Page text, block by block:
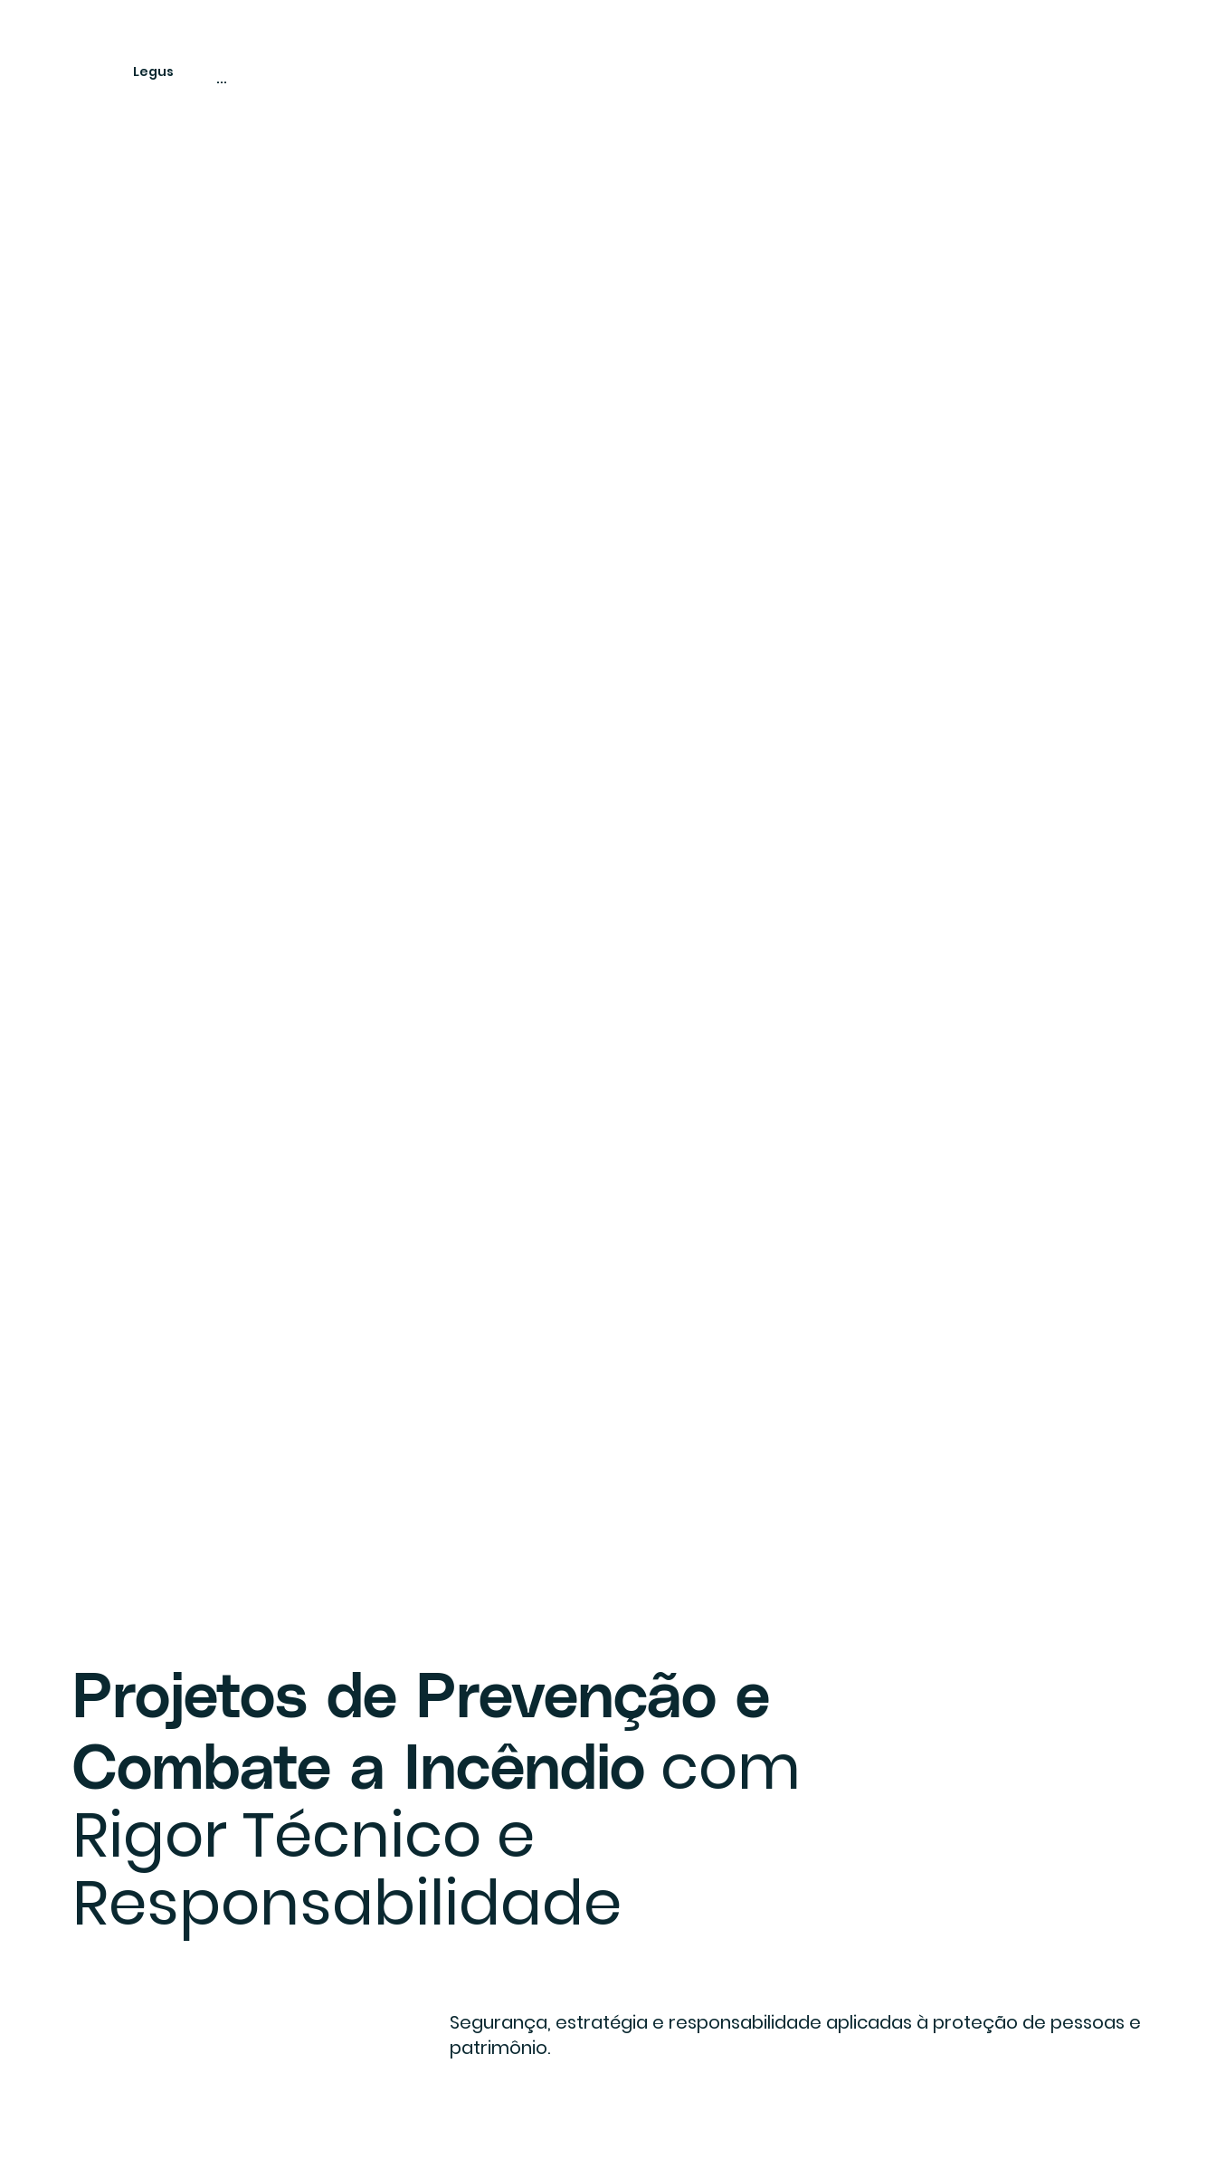
Legus ...
Projetos de Prevenção e
Combate a Incêndio com
Rigor Técnico e
Responsabilidade
Segurança, estratégia e responsabilidade aplicadas à proteção de pessoas e
patrimônio.